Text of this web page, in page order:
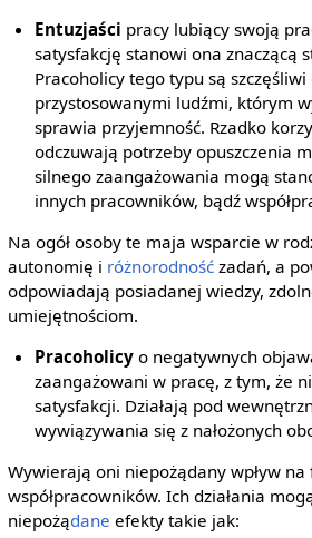
Entuzjaści pracy lubiący swoją
satysfakcję stanowi ona znaczącą
Pracoholicy tego typu są szczęśliwi
przystosowanymi ludźmi, którym
sprawia przyjemność. Rzadko
odczuwają potrzeby opuszczenia
silnego zaangażowania mogą
innych pracowników, bądź
Na ogół osoby te maja wsparcie w
autonomię i różnorodnośćzadań, a
odpowiadają posiadanej wiedzy,
umiejętnościom.
Pracoholicy o negatywnych
zaangażowani w pracę, z tym, że
satysfakcji. Działają pod
wywiązywania się z nałożonych
Wywierają oni niepożądany wpływ na
współpracowników. Ich działania
niepożądane efekty takie jak: